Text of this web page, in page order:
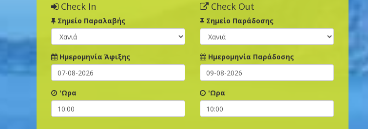
Check In
Σημείο Παραλαβής
Check Out
Σημείο Παράδοσης
Ημερομηνία Άφιξης
'Ωρα
Ημερομηνία Παράδοσης
'Ωρα